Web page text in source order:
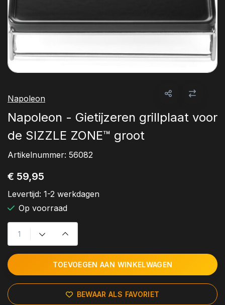
Napoleon
Napoleon - Gietijzeren grillplaat voor
de SIZZLE ZONE™ groot
Artikelnummer: 56082
€ 59,95
Levertijd: 1-2 werkdagen
Op voorraad
TOEVOEGEN AAN WINKELWAGEN
BEWAAR ALS FAVORIET